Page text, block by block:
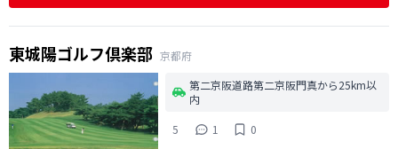
東城陽ゴルフ倶楽部 京都府
第二京阪道路第二京阪門真から25km以
内
5
1 0